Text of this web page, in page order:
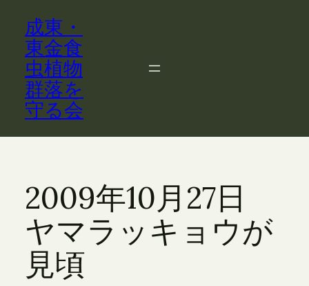
成東・
東金食
虫植物
群落を
守る会
2009年10月27日
ヤマラッキョウが
見頃